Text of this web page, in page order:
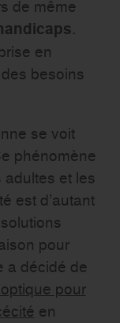
de même
.
en
besoins
se voit
phénomène
et les
est d’autant
pour
a décidé de
pour
en